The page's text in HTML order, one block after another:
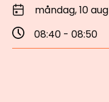
måndag, 10 aug
08:40 - 08:50